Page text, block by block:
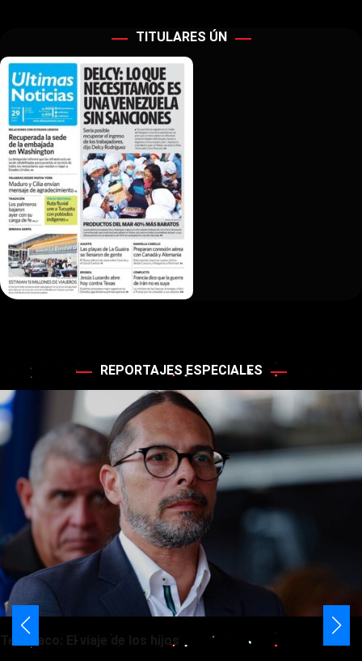
TITULARES ÚN
REPORTAJES ESPECIALES
Telémaco: El viaje de los hijos